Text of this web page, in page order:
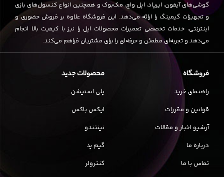
گوشی‌های آیفون، ایرپاد، اپل واچ، مک‌بوک و همچنین انواع کنسول‌های بازی
و تجهیزات گیمینگ را ارائه می‌دهد. این فروشگاه علاوه بر فروش حضوری و
اینترنتی، خدمات تخصصی تعمیرات محصولات اپل را نیز با کیفیت بالا انجام
می‌دهد و تجربه‌ای مطمئن و حرفه‌ای را برای مشتریان فراهم می‌کند.
فروشگاه
راهنمای خرید
قوانین و مقررات
آرشیو اخبار و مقالات
درباره ما
تماس با ما
محصولات جدید
پلی استیشن
ایکس باکس
نینتندو
گیم پد
کنترولر